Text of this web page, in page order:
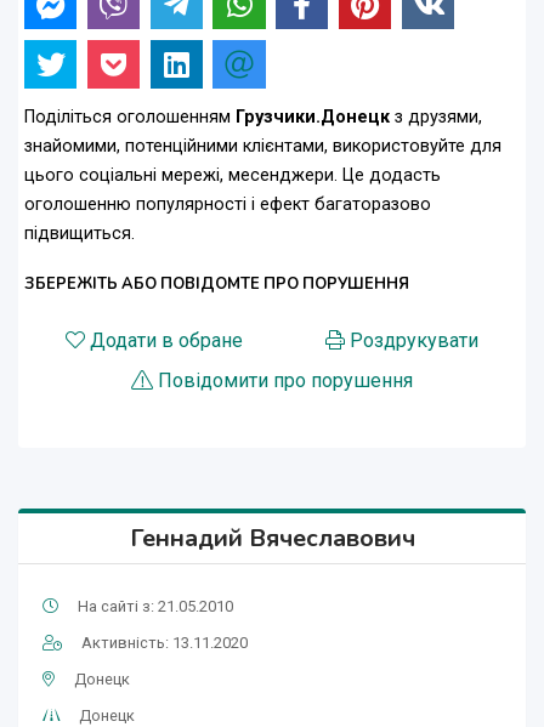
Поділіться оголошенням Грузчики.Донецк з друзями,
знайомими, потенційними клієнтами, використовуйте для
цього соціальні мережі, месенджери. Це додасть
оголошенню популярності і ефект багаторазово
підвищиться.
ЗБЕРЕЖІТЬ АБО ПОВІДОМТЕ ПРО ПОРУШЕННЯ
Додати в обране
Роздрукувати
Повідомити про порушення
Геннадий Вячеславович
На сайті з: 21.05.2010
Активність: 13.11.2020
Донецк
Донецк